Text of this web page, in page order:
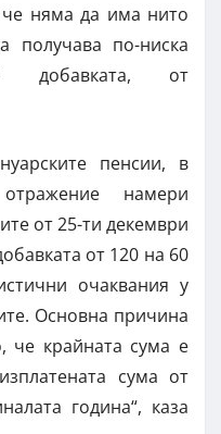
че няма да има нито
получава по-ниска
добавката, от
пенсии, в
намери
от 25-ти декември
от 120 на 60
очаквания у
Основна причина
че крайната сума е
сума от
година“, каза